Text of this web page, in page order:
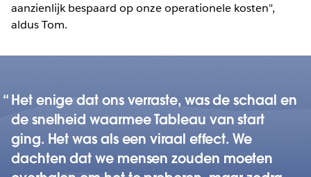
aanzienlijk bespaard op onze operationele kosten",
aldus Tom.
Het enige dat ons verraste, was de schaal en
de snelheid waarmee Tableau van start
ging. Het was als een viraal effect. We
dachten dat we mensen zouden moeten